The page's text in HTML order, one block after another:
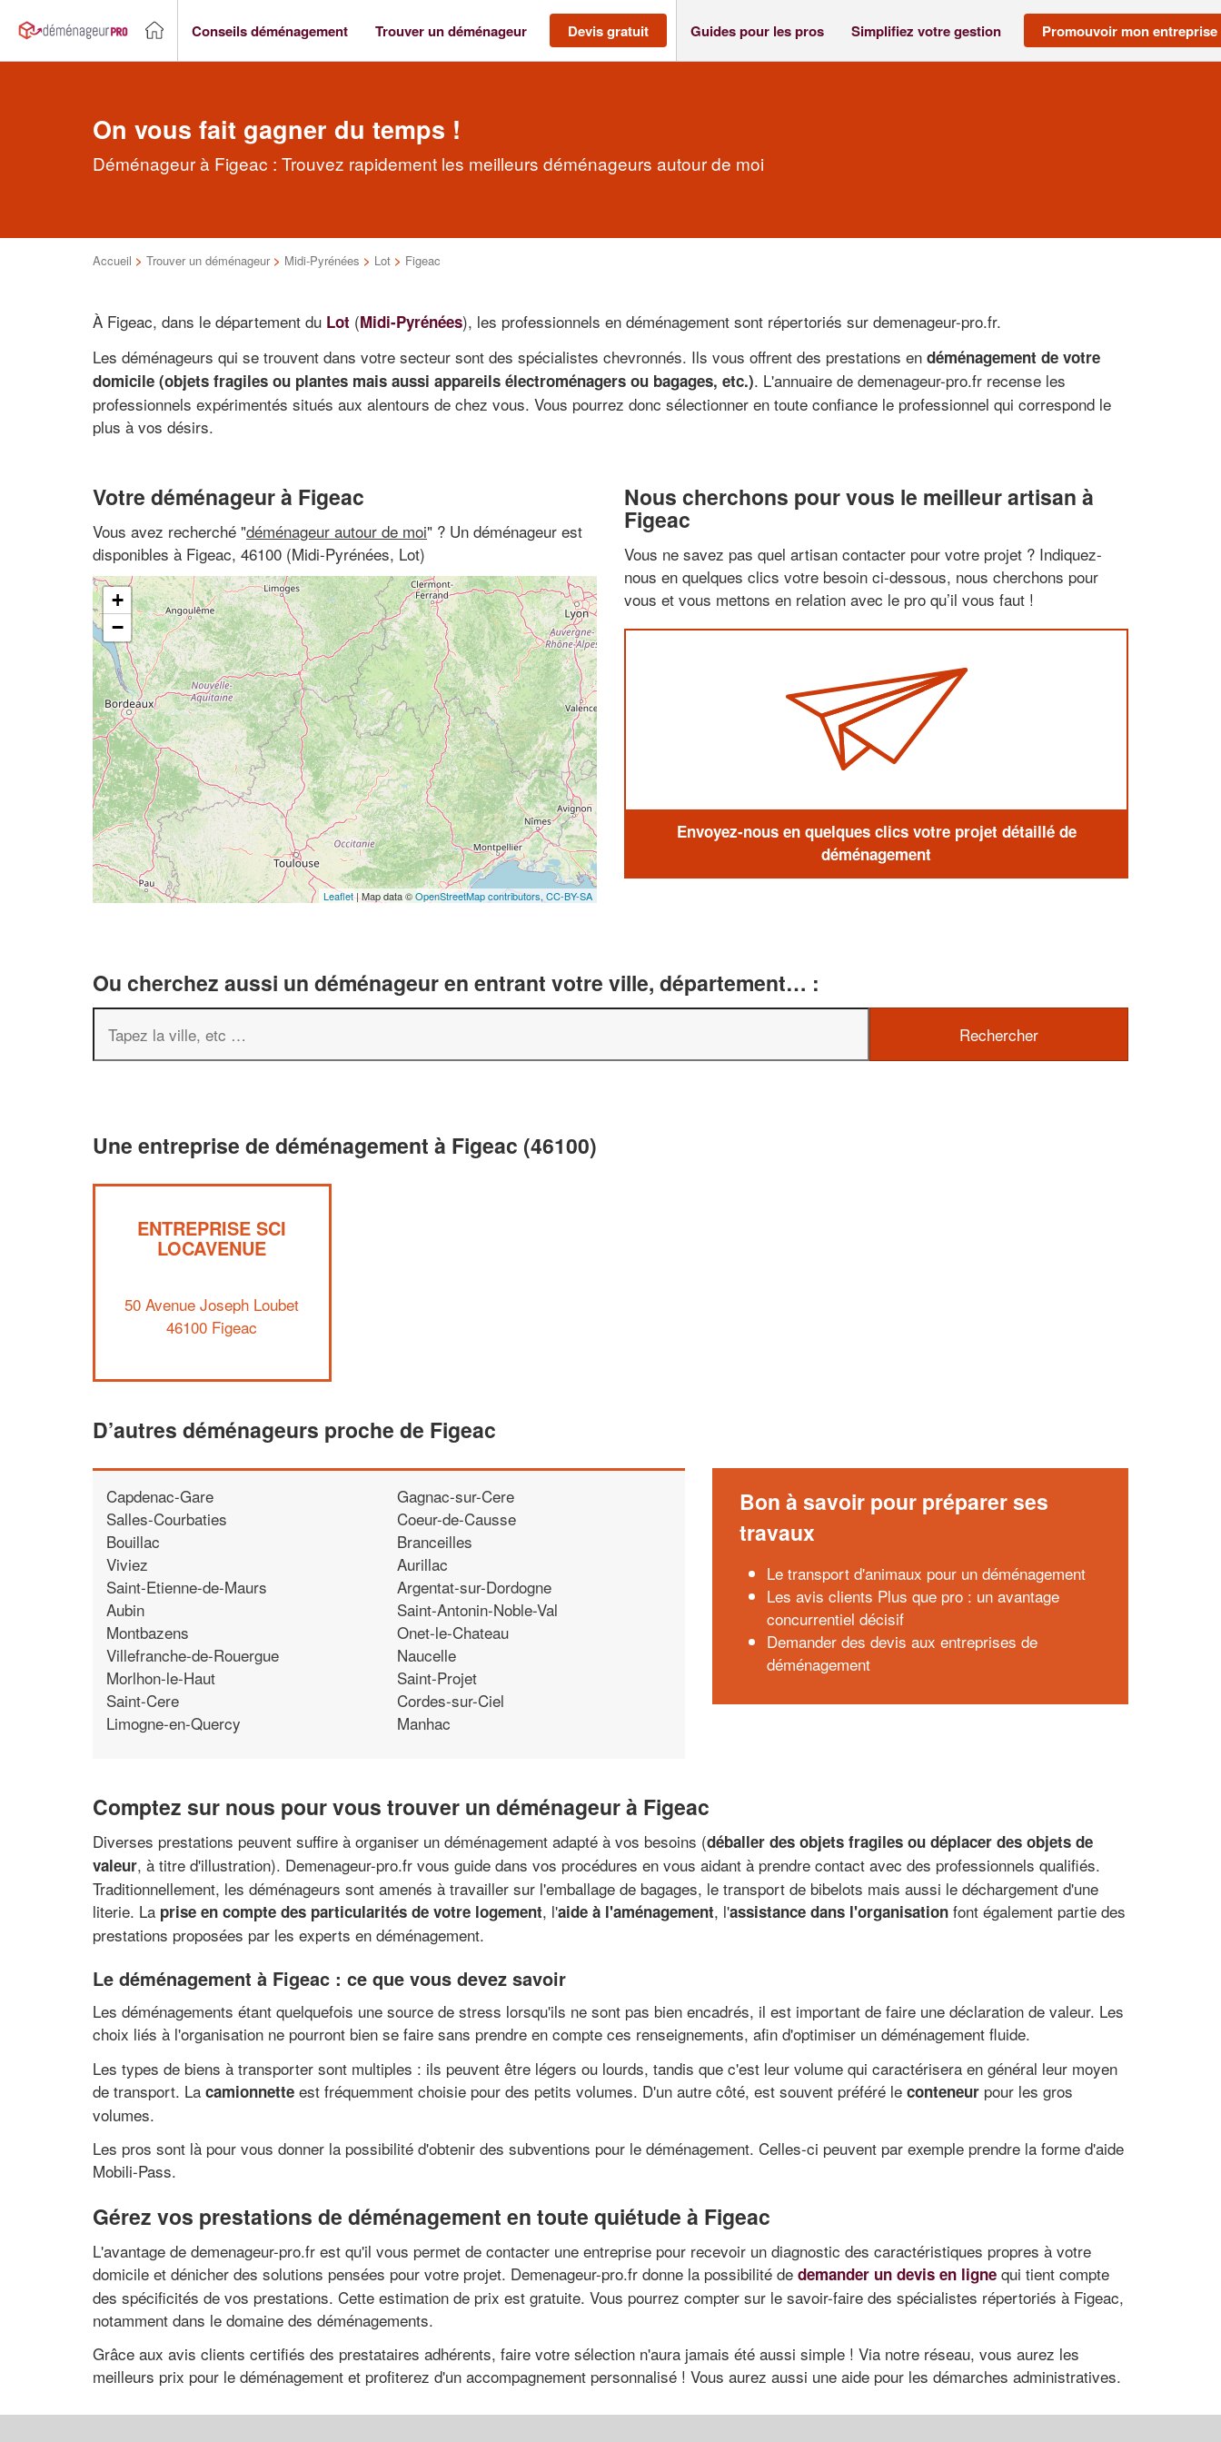
Conseils déménagement Trouver un déménageur Devis gratuit Guides pour les pros Simplifiez votre gestion Promouvoir mon entreprise
On vous fait gagner du temps !
Déménageur à Figeac : Trouvez rapidement les meilleurs déménageurs autour de moi
Accueil > Trouver un déménageur > Midi-Pyrénées > Lot > Figeac
À Figeac, dans le département du Lot (Midi-Pyrénées), les professionnels en déménagement sont répertoriés sur demenageur-pro.fr.
Les déménageurs qui se trouvent dans votre secteur sont des spécialistes chevronnés. Ils vous offrent des prestations en déménagement de votre
domicile (objets fragiles ou plantes mais aussi appareils électroménagers ou bagages, etc.). L'annuaire de demenageur-pro.fr recense les
professionnels expérimentés situés aux alentours de chez vous. Vous pourrez donc sélectionner en toute confiance le professionnel qui correspond le
plus à vos désirs.
Votre déménageur à Figeac
Vous avez recherché "déménageur autour de moi" ? Un déménageur est
disponibles à Figeac, 46100 (Midi-Pyrénées, Lot)
+
−
Leaflet| Map data ©OpenStreetMap contributors, CC-BY-SA
Nous cherchons pour vous le meilleur artisan à
Figeac
Vous ne savez pas quel artisan contacter pour votre projet ? Indiquez-
nous en quelques clics votre besoin ci-dessous, nous cherchons pour
vous et vous mettons en relation avec le pro qu’il vous faut !
Envoyez-nous en quelques clics votre projet détaillé de
déménagement
Ou cherchez aussi un déménageur en entrant votre ville, département… :
Une entreprise de déménagement à Figeac (46100)
ENTREPRISE SCI
LOCAVENUE
50 Avenue Joseph Loubet
46100 Figeac
D’autres déménageurs proche de Figeac
Capdenac-Gare
Salles-Courbaties
Bouillac
Viviez
Saint-Etienne-de-Maurs
Aubin
Montbazens
Villefranche-de-Rouergue
Morlhon-le-Haut
Saint-Cere
Limogne-en-Quercy
Gagnac-sur-Cere
Coeur-de-Causse
Branceilles
Aurillac
Argentat-sur-Dordogne
Saint-Antonin-Noble-Val
Onet-le-Chateau
Naucelle
Saint-Projet
Cordes-sur-Ciel
Manhac
Bon à savoir pour préparer ses
travaux
Le transport d'animaux pour un déménagement
Les avis clients Plus que pro : un avantage
concurrentiel décisif
Demander des devis aux entreprises de
déménagement
Comptez sur nous pour vous trouver un déménageur à Figeac
Diverses prestations peuvent suffire à organiser un déménagement adapté à vos besoins (déballer des objets fragiles ou déplacer des objets de
valeur, à titre d'illustration). Demenageur-pro.fr vous guide dans vos procédures en vous aidant à prendre contact avec des professionnels qualifiés.
Traditionnellement, les déménageurs sont amenés à travailler sur l'emballage de bagages, le transport de bibelots mais aussi le déchargement d'une
literie. La prise en compte des particularités de votre logement, l'aide à l'aménagement, l'assistance dans l'organisation font également partie des
prestations proposées par les experts en déménagement.
Le déménagement à Figeac : ce que vous devez savoir
Les déménagements étant quelquefois une source de stress lorsqu'ils ne sont pas bien encadrés, il est important de faire une déclaration de valeur. Les
choix liés à l'organisation ne pourront bien se faire sans prendre en compte ces renseignements, afin d'optimiser un déménagement fluide.
Les types de biens à transporter sont multiples : ils peuvent être légers ou lourds, tandis que c'est leur volume qui caractérisera en général leur moyen
de transport. La camionnette est fréquemment choisie pour des petits volumes. D'un autre côté, est souvent préféré le conteneur pour les gros
volumes.
Les pros sont là pour vous donner la possibilité d'obtenir des subventions pour le déménagement. Celles-ci peuvent par exemple prendre la forme d'aide
Mobili-Pass.
Gérez vos prestations de déménagement en toute quiétude à Figeac
L'avantage de demenageur-pro.fr est qu'il vous permet de contacter une entreprise pour recevoir un diagnostic des caractéristiques propres à votre
domicile et dénicher des solutions pensées pour votre projet. Demenageur-pro.fr donne la possibilité de demander un devis en ligne qui tient compte
des spécificités de vos prestations. Cette estimation de prix est gratuite. Vous pourrez compter sur le savoir-faire des spécialistes répertoriés à Figeac,
notamment dans le domaine des déménagements.
Grâce aux avis clients certifiés des prestataires adhérents, faire votre sélection n'aura jamais été aussi simple ! Via notre réseau, vous aurez les
meilleurs prix pour le déménagement et profiterez d'un accompagnement personnalisé ! Vous aurez aussi une aide pour les démarches administratives.